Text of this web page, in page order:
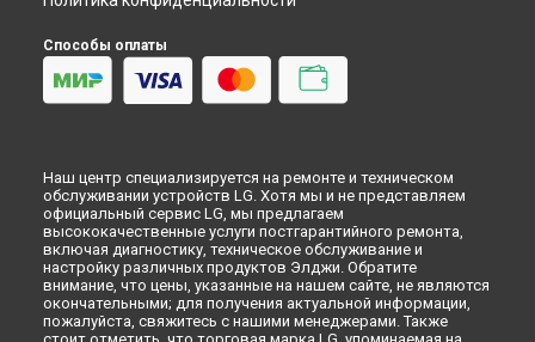
Способы оплаты
Наш центр специализируется на ремонте и техническом
обслуживании устройств LG. Хотя мы и не представляем
официальный сервис LG, мы предлагаем
высококачественные услуги постгарантийного ремонта,
включая диагностику, техническое обслуживание и
настройку различных продуктов Элджи. Обратите
внимание, что цены, указанные на нашем сайте, не являются
окончательными; для получения актуальной информации,
пожалуйста, свяжитесь с нашими менеджерами. Также